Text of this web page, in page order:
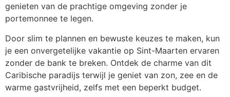
genieten van de prachtige omgeving zonder je
portemonnee te legen.
Door slim te plannen en bewuste keuzes te maken, kun
je een onvergetelijke vakantie op Sint-Maarten ervaren
zonder de bank te breken. Ontdek de charme van dit
Caribische paradijs terwijl je geniet van zon, zee en de
warme gastvrijheid, zelfs met een beperkt budget.